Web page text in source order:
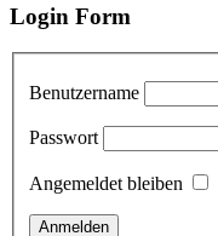
Login Form
Benutzername
Passwort
Angemeldet bleiben